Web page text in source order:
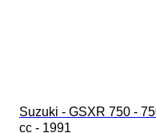
Suzuki - GSXR 750 -
cc - 1991